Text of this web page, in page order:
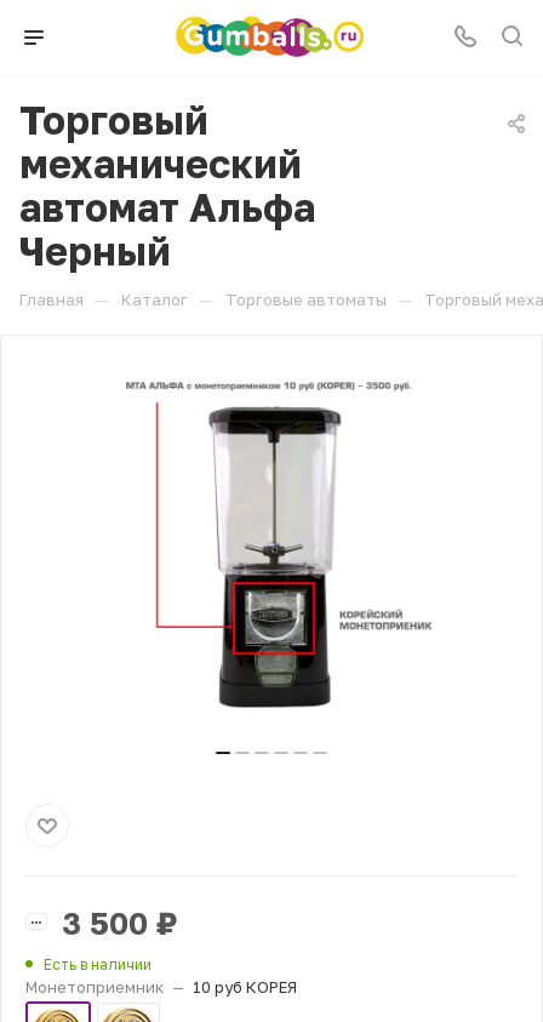
Торговый
механический
автомат Альфа
Черный
Главная — Каталог — Торговые автоматы — Торговый
3 500 ₽
Есть в наличии
Монетоприемник — 10 руб КОРЕЯ